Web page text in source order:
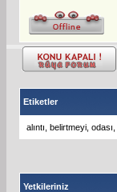
Etiketler
alıntı belirtmeyi odası
Yetkileriniz